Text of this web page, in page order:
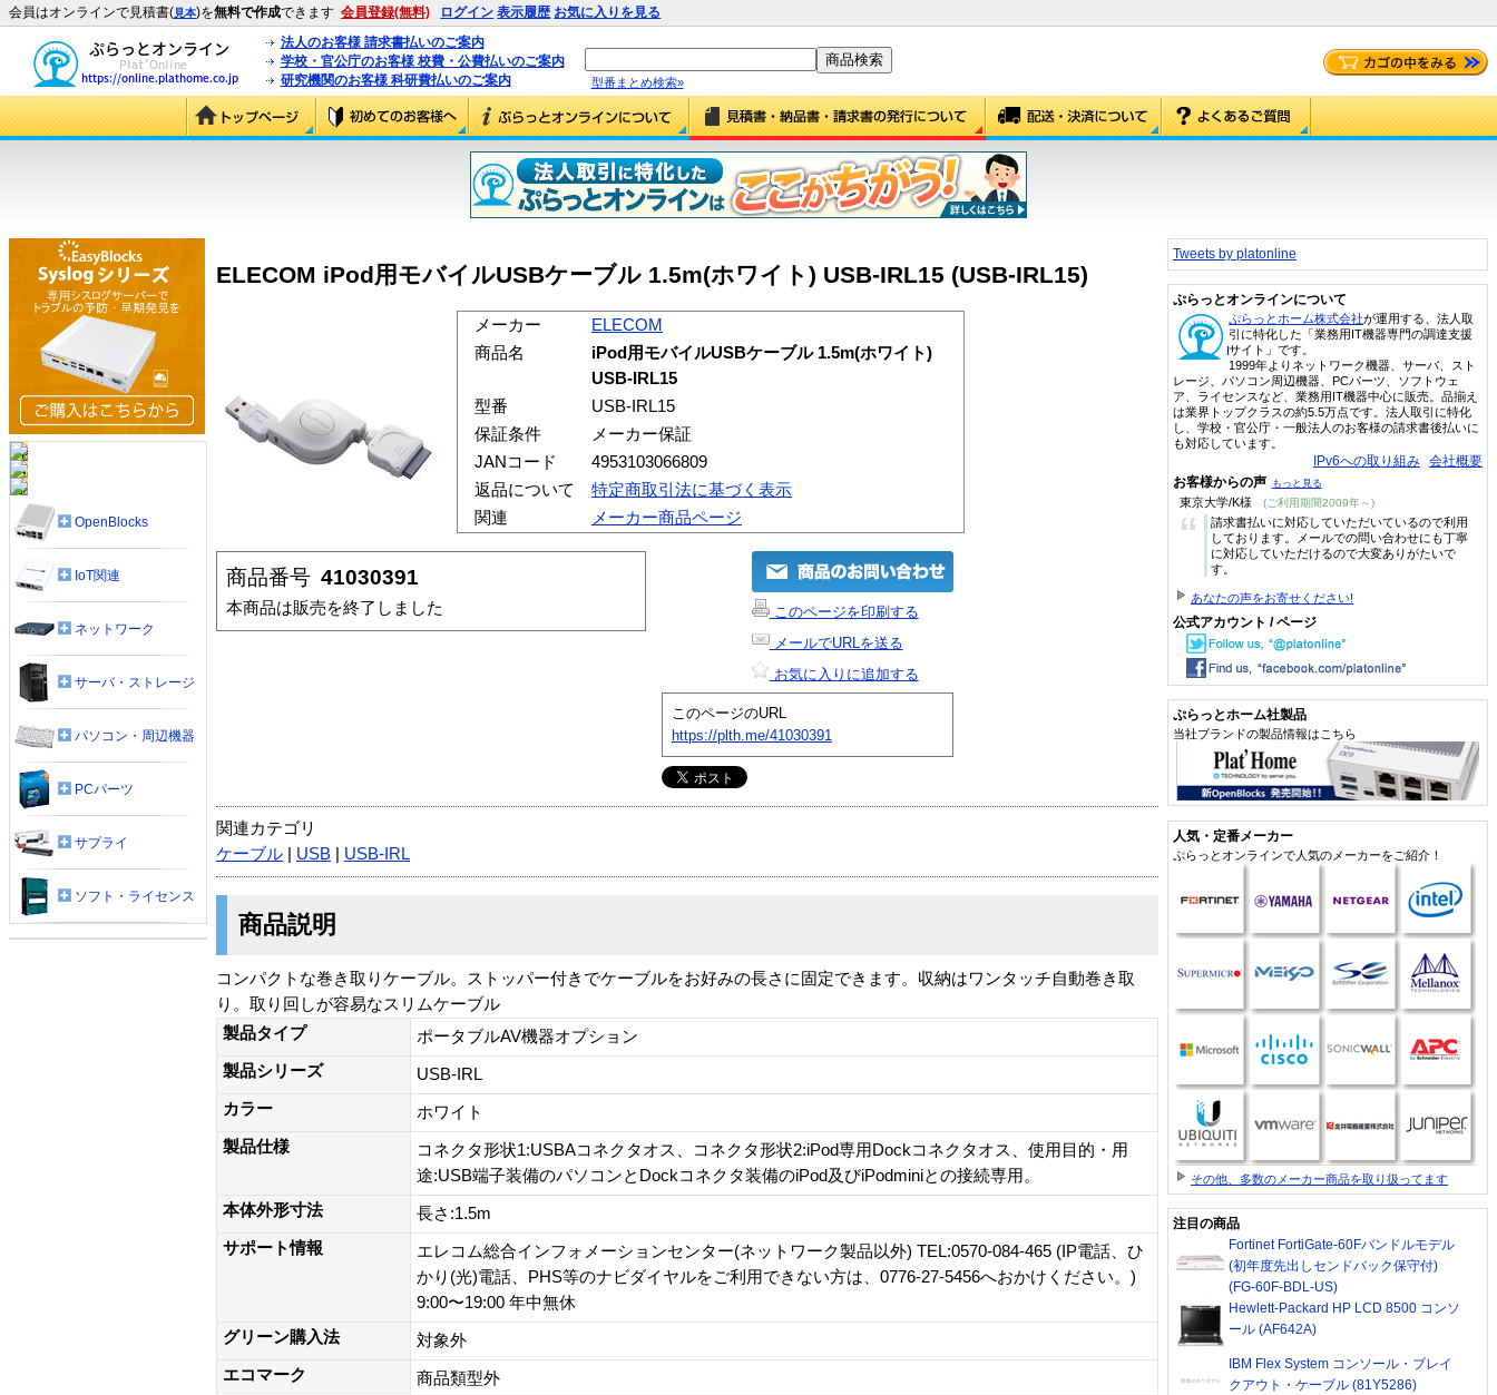
会員はオンラインで見積書(見本)を無料で作成できます 会員登録(無料) ログイン 表示履歴 お気に入りを見る
法人のお客様 請求書払いのご案内
学校・官公庁のお客様 校費・公費払いのご案内
研究機関のお客様 科研費払いのご案内
型番まとめ検索»
ELECOM iPod用モバイルUSBケーブル 1.5m(ホワイト) USB-IRL15 (USB-IRL15)
メーカー
ELECOM
商品名
iPod用モバイルUSBケーブル 1.5m(ホワイト)
USB-IRL15
型番
USB-IRL15
保証条件
メーカー保証
JANコード
4953103066809
返品について
特定商取引法に基づく表示
関連
メーカー商品ページ
商品番号 41030391
本商品は販売を終了しました
このページを印刷する
メールでURLを送る
お気に入りに追加する
このページのURL
https://plth.me/41030391
関連カテゴリ
ケーブル
USB USB-IRL
商品説明
コンパクトな巻き取りケーブル。ストッパー付きでケーブルをお好みの長さに固定できます。収納はワンタッチ自動巻き取
り。取り回しが容易なスリムケーブル
製品タイプ
ポータブルAV機器オプション
製品シリーズ
USB-IRL
カラー
ホワイト
製品仕様
コネクタ形状1:USBAコネクタオス、コネクタ形状2:iPod専用Dockコネクタオス、使用目的・用
途:USB端子装備のパソコンとDockコネクタ装備のiPod及びiPodminiとの接続専用。
本体外形寸法
長さ:1.5m
サポート情報
エレコム総合インフォメーションセンター(ネットワーク製品以外) TEL:0570-084-465 (IP電話、ひ
かり(光)電話、PHS等のナビダイヤルをご利用できない方は、0776-27-5456へおかけください。)
9:00〜19:00 年中無休
グリーン購入法
対象外
エコマーク
商品類型外
OpenBlocks
IoT関連
ネットワーク
サーバ・ストレージ
パソコン・周辺機器
PCパーツ
サプライ
ソフト・ライセンス
Tweets by platonline
ぷらっとオンラインについて
ぷらっとホーム株式会社が運用する、法人取
引に特化した「業務用IT機器専門の調達支援
サイト」です。
1999年よりネットワーク機器、サーバ、スト
レージ、パソコン周辺機器、PCパーツ、ソフトウェ
ア、ライセンスなど、業務用IT機器中心に販売。品揃え
は業界トップクラスの約5.5万点です。法人取引に特化
し、学校・官公庁・一般法人のお客様の請求書後払いに
も対応しています。
IPv6への取り組み 会社概要
お客様からの声 もっと見る
東京大学/K様 (ご利用期間2009年～)
“
請求書払いに対応していただいているので利用
しております。メールでの問い合わせにも丁寧
に対応していただけるので大変ありがたいで
す。
あなたの声をお寄せください!
公式アカウント / ページ
ぷらっとホーム社製品
当社ブランドの製品情報はこちら
人気・定番メーカー
ぷらっとオンラインで人気のメーカーをご紹介！
その他、多数のメーカー商品を取り扱ってます
注目の商品
Fortinet FortiGate-60Fバンドルモデル
(初年度先出しセンドバック保守付)
(FG-60F-BDL-US)
Hewlett-Packard HP LCD 8500 コンソ
ール (AF642A)
IBM Flex System コンソール・ブレイ
クアウト・ケーブル (81Y5286)